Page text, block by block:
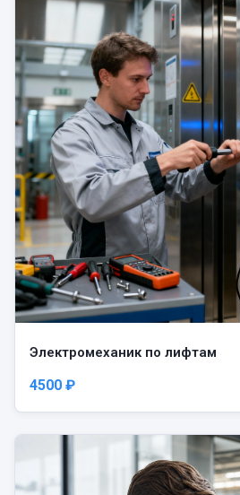
Электромеханик по лифтам
4500 ₽